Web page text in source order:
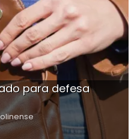
para defesa